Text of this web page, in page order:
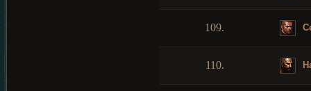
109.
110.